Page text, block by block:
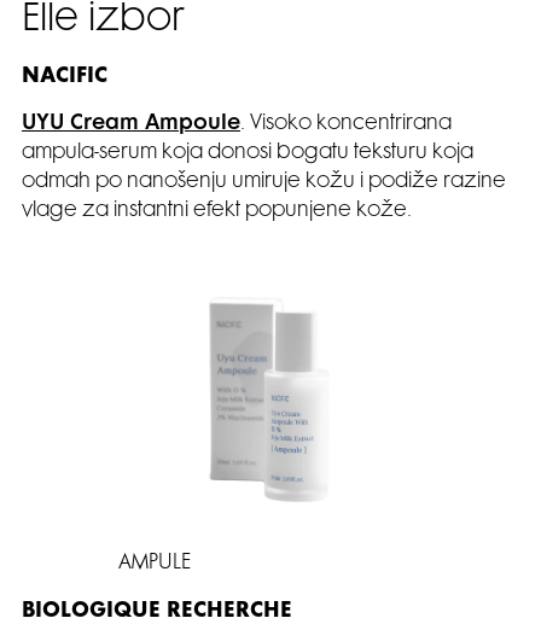
Elle izbor
NACIFIC
UYU Cream Ampoule. Visoko koncentrirana
ampula-serum koja donosi bogatu teksturu koja
odmah po nanošenju umiruje kožu i podiže razine
vlage za instantni efekt popunjene kože.
AMPULE
BIOLOGIQUE RECHERCHE